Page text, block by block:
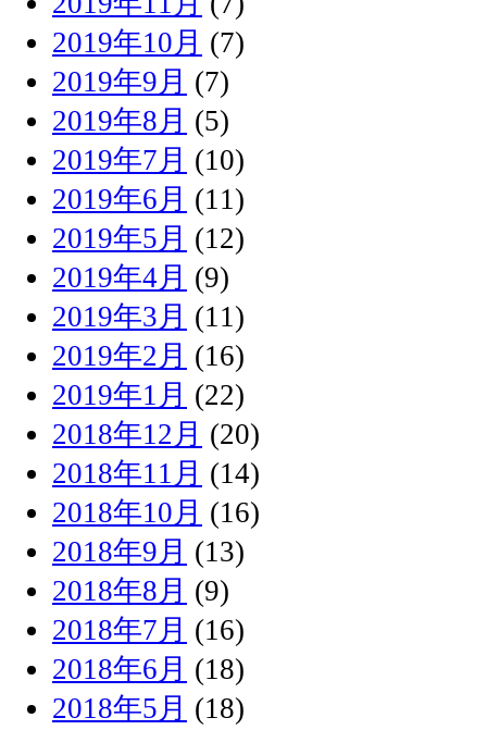
2019年10月 (7)
2019年9月 (7)
2019年8月 (5)
2019年7月 (10)
2019年6月 (11)
2019年5月 (12)
2019年4月 (9)
2019年3月 (11)
2019年2月 (16)
2019年1月 (22)
2018年12月 (20)
2018年11月 (14)
2018年10月 (16)
2018年9月 (13)
2018年8月 (9)
2018年7月 (16)
2018年6月 (18)
2018年5月 (18)